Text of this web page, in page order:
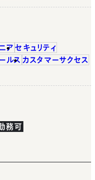
ア セキュリティ
ルス カスタマーサクセス
務可